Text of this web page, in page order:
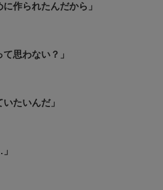
作られたんだから」
思わない？」
たいんだ」